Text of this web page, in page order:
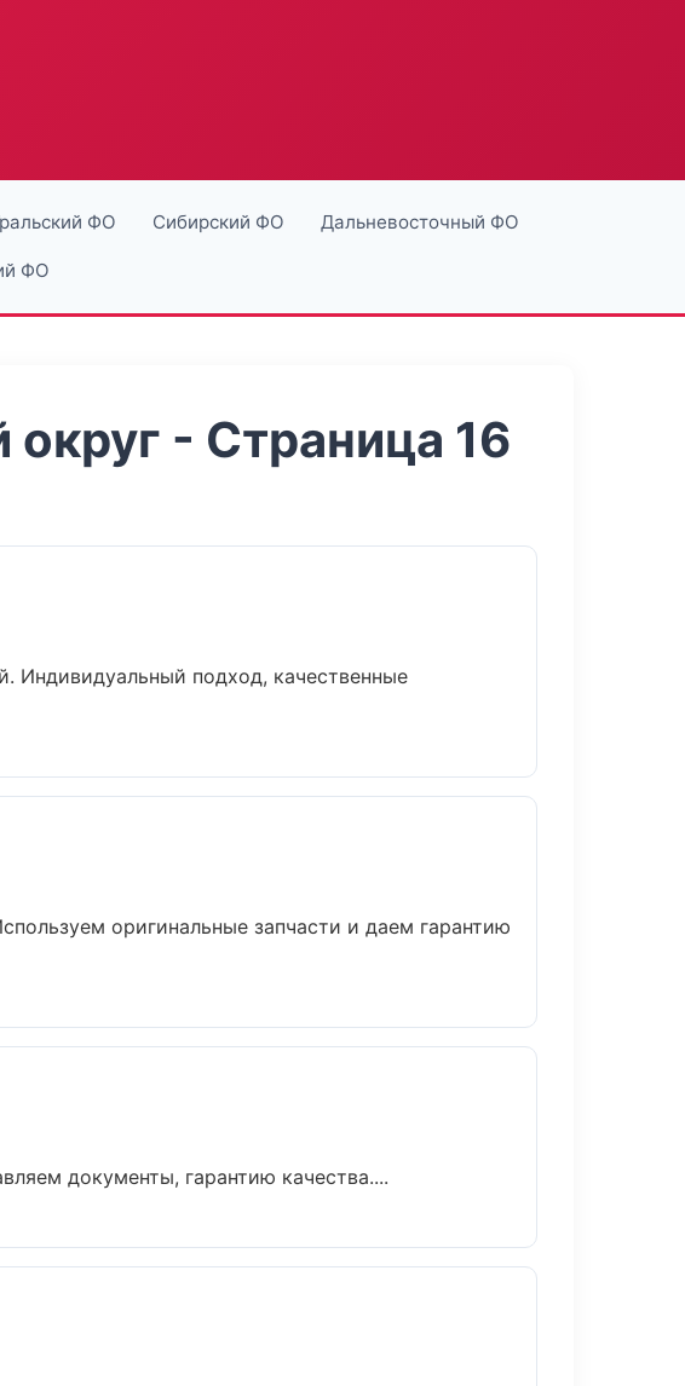
ФО Сибирский ФО Дальневосточный ФО
ФО
- Страница 16
Индивидуальный подход, качественные
оригинальные запчасти и даем гарантию
документы, гарантию качества....